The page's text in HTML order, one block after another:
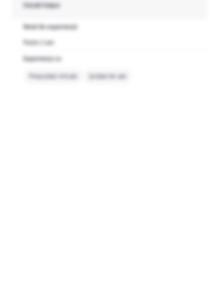
Detalii helper
Nivel de experiență
Peste 2 ani
Experiența cu
Preșcolari 4-6 ani Școlari 6+ ani